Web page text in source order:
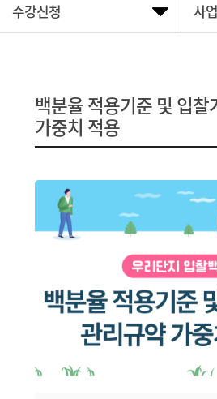
수강신청 사
백분율 적용기준 및 입찰
가중치 적용